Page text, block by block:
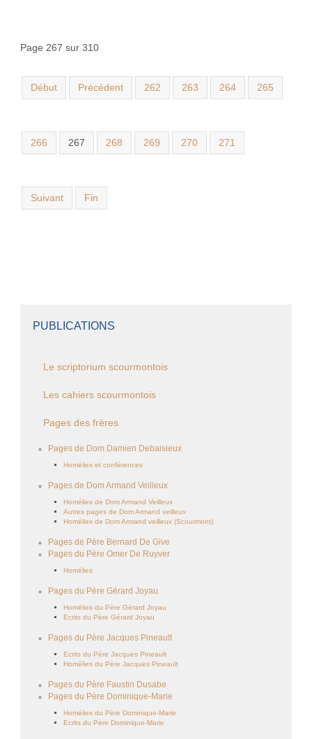
Page 267 sur 310
Début Précédent 262 263 264 265
266 267 268 269 270 271
Suivant Fin
PUBLICATIONS
Le scriptorium scourmontois
Les cahiers scourmontois
Pages des frères
Pages de Dom Damien Debaisieux
Homélies et conférences
Pages de Dom Armand Veilleux
Homélies de Dom Armand Veilleux
Autres pages de Dom Armand veilleux
Homélies de Dom Armand veilleux (Scourmont)
Pages de Père Bernard De Give
Pages du Père Omer De Ruyver
Homélies
Pages du Père Gérard Joyau
Homélies du Père Gérard Joyau
Ecrits du Père Gérard Joyau
Pages du Père Jacques Pineault
Ecrits du Père Jacques Pineault
Homélies du Père Jacques Pineault
Pages du Père Faustin Dusabe
Pages du Père Dominique-Marie
Homélies du Père Dominique-Marie
Ecrits du Père Dominique-Marie